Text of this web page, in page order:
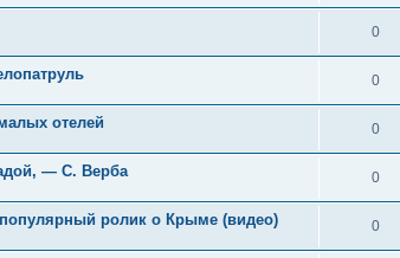
0
0
отелей 0
— С. Верба 0
популярный ролик о Крыме (видео) 0